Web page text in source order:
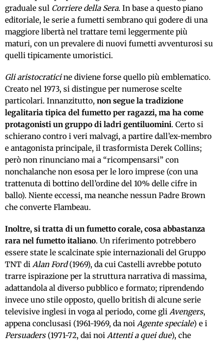
graduale sul Corriere della Sera. In base a questo piano
editoriale, le serie a fumetti sembrano qui godere di una
maggiore libertà nel trattare temi leggermente più
maturi, con un prevalere di nuovi fumetti avventurosi su
quelli tipicamente umoristici.
Gli aristocraticine diviene forse quello più emblematico.
Creato nel 1973, si distingue per numerose scelte
particolari. Innanzitutto, non segue la tradizione
legalitaria tipica del fumetto per ragazzi, ma ha come
protagonisti un gruppo di ladri gentiluomini. Certo si
schierano contro i veri malvagi, a partire dall’ex-membro
e antagonista principale, il trasformista Derek Collins;
però non rinunciano mai a “ricompensarsi” con
nonchalanche non esosa per le loro imprese (con una
trattenuta di bottino dell’ordine del 10% delle cifre in
ballo). Niente eccessi, ma neanche nessun Padre Brown
che converte Flambeau.
Inoltre, si tratta di un fumetto corale, cosa abbastanza
rara nel fumetto italiano. Un riferimento potrebbero
essere state le scalcinate spie internazionali del Gruppo
TNT di Alan Ford(1969), da cui Castelli avrebbe potuto
trarre ispirazione per la struttura narrativa di massima,
adattandola al diverso pubblico e formato; riprendendo
invece uno stile opposto, quello british di alcune serie
televisive inglesi in voga al periodo, come gli Avengers,
appena conclusasi (1961-1969, da noi Agente speciale) e i
Persuaders(1971-72, dai noi Attenti a quei due), che